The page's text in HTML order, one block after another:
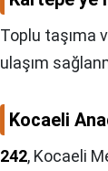
Toplu taşıma
ulaşım
Kocaeli
242, Kocaeli